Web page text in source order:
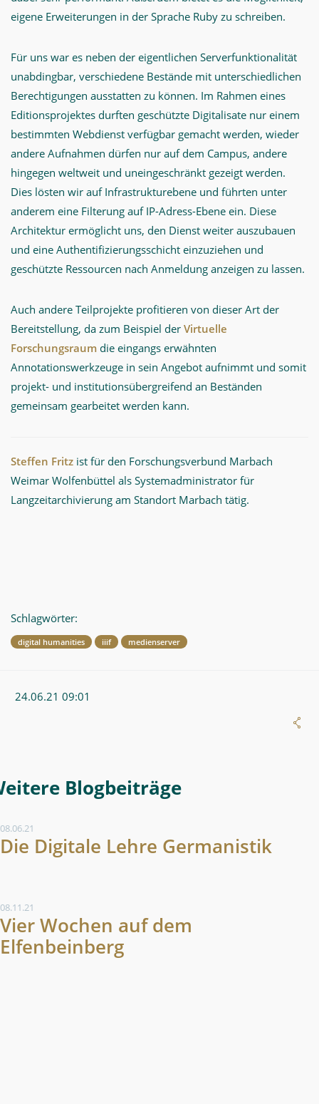
eigene Erweiterungen in der Sprache Ruby zu schreiben.
Für uns war es neben der eigentlichen Serverfunktionalität
unabdingbar, verschiedene Bestände mit unterschiedlichen
Berechtigungen ausstatten zu können. Im Rahmen eines
Editionsprojektes durften geschützte Digitalisate nur einem
bestimmten Webdienst verfügbar gemacht werden, wieder
andere Aufnahmen dürfen nur auf dem Campus, andere
hingegen weltweit und uneingeschränkt gezeigt werden.
Dies lösten wir auf Infrastrukturebene und führten unter
anderem eine Filterung auf IP-Adress-Ebene ein. Diese
Architektur ermöglicht uns, den Dienst weiter auszubauen
und eine Authentifizierungsschicht einzuziehen und
geschützte Ressourcen nach Anmeldung anzeigen zu lassen.
Auch andere Teilprojekte profitieren von dieser Art der
Bereitstellung, da zum Beispiel der Virtuelle
Forschungsraum die eingangs erwähnten
Annotationswerkzeuge in sein Angebot aufnimmt und somit
projekt- und institutionsübergreifend an Beständen
gemeinsam gearbeitet werden kann.
Steffen Fritz ist für den Forschungsverbund Marbach
Weimar Wolfenbüttel als Systemadministrator für
Langzeitarchivierung am Standort Marbach tätig.
Schlagwörter:
digital humanities iiif medienserver
24.06.21 09:01
Weitere Blogeintrag
08.06.21
Die Digitale Lehre Germanistik
08.11.21
Vier Wochen auf dem
Elfenbeinberg